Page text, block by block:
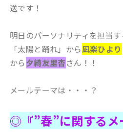
送です！
明日のパーソナリティを担当す
「太陽と踊れ」から凪楽ひより
から夕綺友里杏さん！！
メールテーマは・・・？
◎『”春”に関するメ